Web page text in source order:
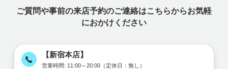
ご質問や事前の来店予約のご連絡はこちらからお気軽
におかけください
【新宿本店】
営業時間: 11:00～20:00（定休日：無し）